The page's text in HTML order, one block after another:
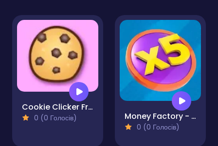
Cookie Clicker Frenzy Edition
0 (0 Голосів) Money Factory - Earn a Billion
0 (0 Голосів)